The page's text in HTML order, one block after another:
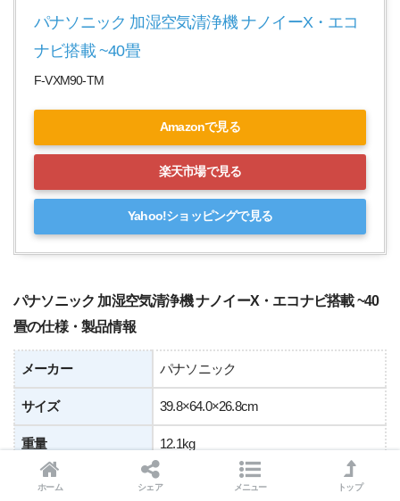
パナソニック 加湿空気清浄機 ナノイーX・エコ
ナビ搭載 ~40畳
F-VXM90-TM
Amazonで見る
楽天市場で見る
Yahoo!ショッピングで見る
パナソニック 加湿空気清浄機 ナノイーX・エコナビ搭載 ~40
畳の仕様・製品情報
メーカー パナソニック
サイズ 39.8×64.0×26.8cm
重量 12.1kg
最大適用床面積 40畳
ホーム シェア メニュー トップ